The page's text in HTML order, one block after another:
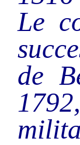
Le
de